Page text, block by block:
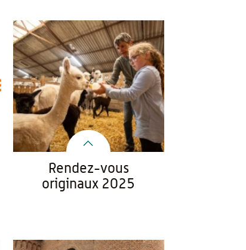
Rendez-vous
originaux 2025